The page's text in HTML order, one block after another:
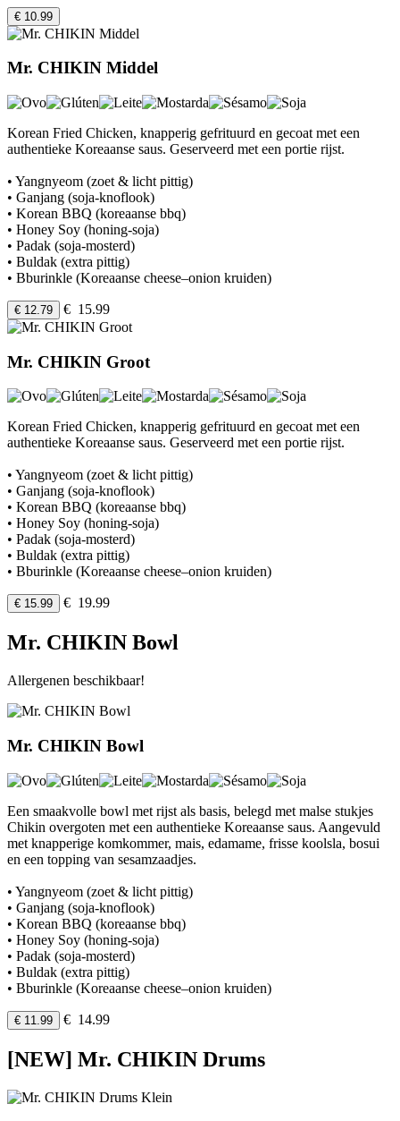
€ 10.99
Mr. CHIKIN Middel
Korean Fried Chicken, knapperig gefrituurd en gecoat met een
authentieke Koreaanse saus. Geserveerd met een portie rijst.
• Yangnyeom (zoet & licht pittig)
• Ganjang (soja-knoflook)
• Korean BBQ (koreaanse bbq)
• Honey Soy (honing-soja)
• Padak (soja-mosterd)
• Buldak (extra pittig)
• Bburinkle (Koreaanse cheese–onion kruiden)
€ 12.79 € 15.99
Mr. CHIKIN Groot
Korean Fried Chicken, knapperig gefrituurd en gecoat met een
authentieke Koreaanse saus. Geserveerd met een portie rijst.
• Yangnyeom (zoet & licht pittig)
• Ganjang (soja-knoflook)
• Korean BBQ (koreaanse bbq)
• Honey Soy (honing-soja)
• Padak (soja-mosterd)
• Buldak (extra pittig)
• Bburinkle (Koreaanse cheese–onion kruiden)
€ 15.99 € 19.99
Mr. CHIKIN Bowl
Allergenen beschikbaar!
Mr. CHIKIN Bowl
Een smaakvolle bowl met rijst als basis, belegd met malse stukjes
Chikin overgoten met een authentieke Koreaanse saus. Aangevuld
met knapperige komkommer, mais, edamame, frisse koolsla, bosui
en een topping van sesamzaadjes.
• Yangnyeom (zoet & licht pittig)
• Ganjang (soja-knoflook)
• Korean BBQ (koreaanse bbq)
• Honey Soy (honing-soja)
• Padak (soja-mosterd)
• Buldak (extra pittig)
• Bburinkle (Koreaanse cheese–onion kruiden)
€ 11.99 € 14.99
[NEW] Mr. CHIKIN Drums